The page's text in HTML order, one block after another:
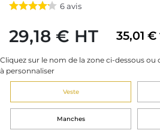
6avis
29,18 € HT 35,01 €
Cliquez sur le nom de la zone ci-dessous ou
à personnaliser
Veste
Manches